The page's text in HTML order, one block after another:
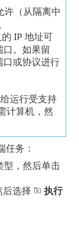
许（从隔离中
IP 地址可
。如果留
口或协议进行
运行受支持
计算机，然
务：
型，然后单击
选择
执行